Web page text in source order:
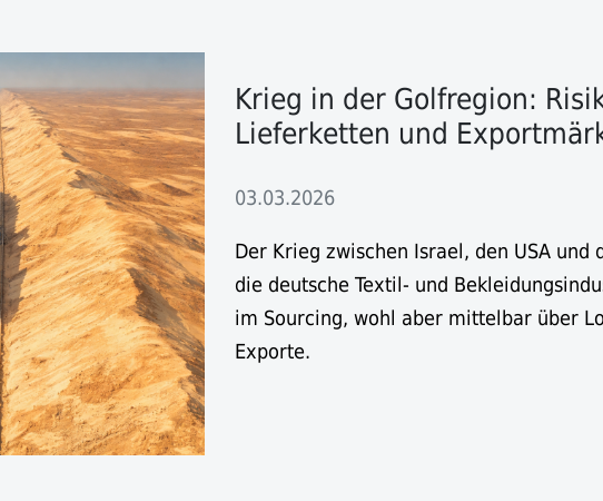
Krieg in der Golfregion:
Lieferketten und
03.03.2026
Der Krieg zwischen Israel, den USA und
die deutsche Textil- und
im Sourcing, wohl aber mittelbar über
Exporte.